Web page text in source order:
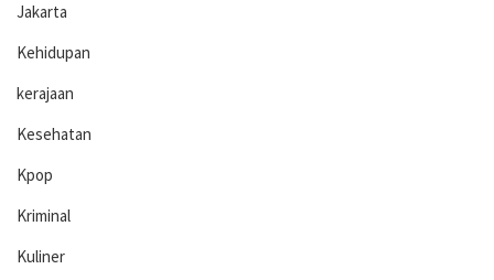
Jakarta
Kehidupan
kerajaan
Kesehatan
Kpop
Kriminal
Kuliner